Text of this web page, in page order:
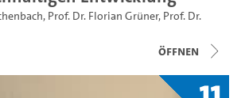
, Prof. Dr. Florian Grüner, Prof. Dr.
Öffnen